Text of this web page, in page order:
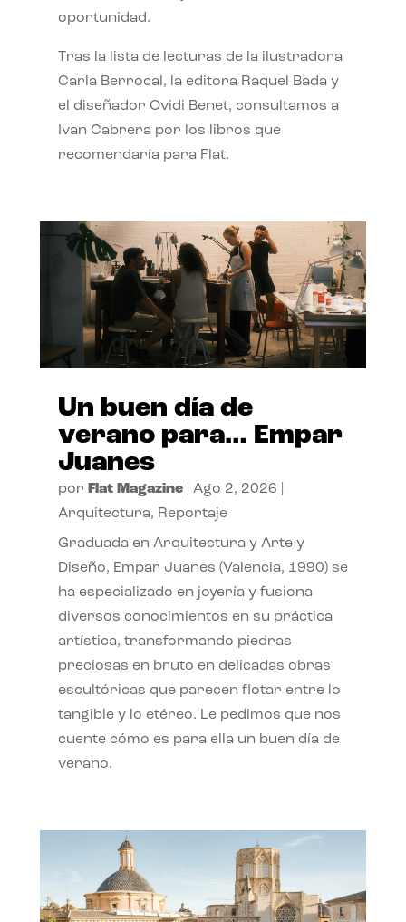
oportunidad.
Tras la lista de lecturas de la ilustradora
Carla Berrocal, la editora Raquel Bada y
el diseñador Ovidi Benet, consultamos a
Ivan Cabrera por los libros que
recomendaría para Flat.
Un buen día de
verano para… Empar
Juanes
por Flat Magazine| Ago 2, 2026
Arquitectura, Reportaje
Graduada en Arquitectura y Arte y
Diseño, Empar Juanes (Valencia, 1990) se
ha especializado en joyería y fusiona
diversos conocimientos en su práctica
artística, transformando piedras
preciosas en bruto en delicadas obras
escultóricas que parecen flotar entre lo
tangible y lo etéreo. Le pedimos que nos
cuente cómo es para ella un buen día de
verano.